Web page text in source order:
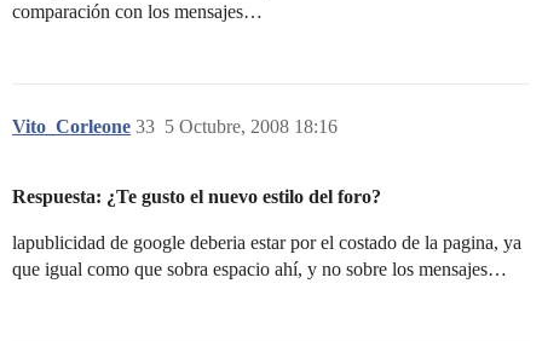
comparación con los mensajes…
Vito_Corleone 5 Octubre, 2008 18:16
33
Respuesta: ¿Te gusto el nuevo estilo del foro?
lapublicidad de google deberia estar por el costado de la pagina, ya
que igual como que sobra espacio ahí, y no sobre los mensajes…